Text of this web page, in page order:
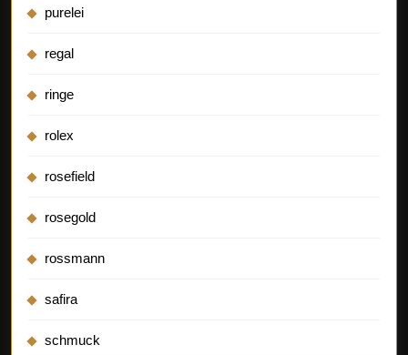
purelei
regal
ringe
rolex
rosefield
rosegold
rossmann
safira
schmuck